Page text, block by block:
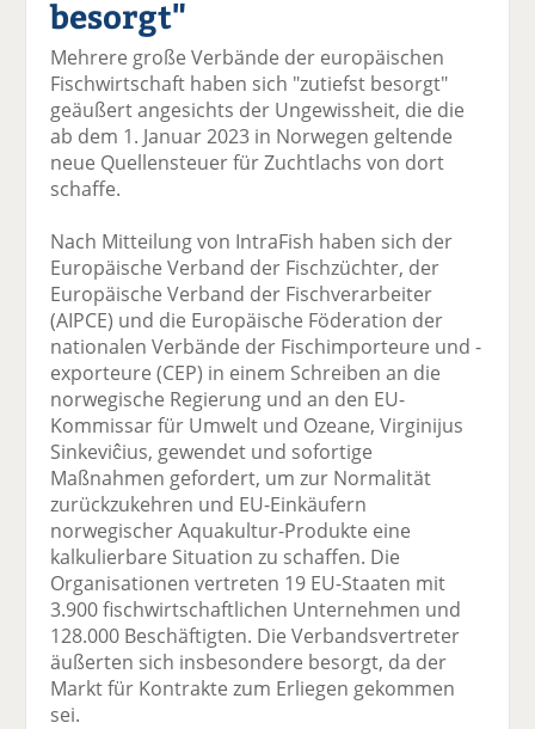
uf
F
ac
e
b
k
te
il
e
n
wi
tt
er
n
uf
Li
n
k
e
te
il
e
n
er
E
m
ai
l
se
n
e
n
e
besorgt"
Mehrere große Verbände der europäischen
Fischwirtschaft haben sich "zutiefst besorgt"
geäußert angesichts der Ungewissheit, die die
ab dem 1. Januar 2023 in Norwegen geltende
neue Quellensteuer für Zuchtlachs von dort
schaffe.
Nach Mitteilung von IntraFish haben sich der
Europäische Verband der Fischzüchter, der
Europäische Verband der Fischverarbeiter
(AIPCE) und die Europäische Föderation der
nationalen Verbände der Fischimporteure und -
exporteure (CEP) in einem Schreiben an die
norwegische Regierung und an den EU-
Kommissar für Umwelt und Ozeane, Virginijus
Sinkeviĉius, gewendet und sofortige
Maßnahmen gefordert, um zur Normalität
zurückzukehren und EU-Einkäufern
norwegischer Aquakultur-Produkte eine
kalkulierbare Situation zu schaffen. Die
Organisationen vertreten 19 EU-Staaten mit
3.900 fischwirtschaftlichen Unternehmen und
128.000 Beschäftigten. Die Verbandsvertreter
äußerten sich insbesondere besorgt, da der
Markt für Kontrakte zum Erliegen gekommen
sei.